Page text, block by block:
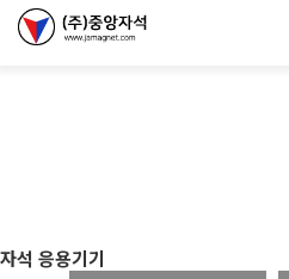
자석 응용기기